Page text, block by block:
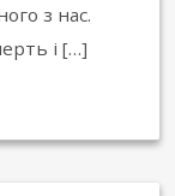
з нас.
і […]